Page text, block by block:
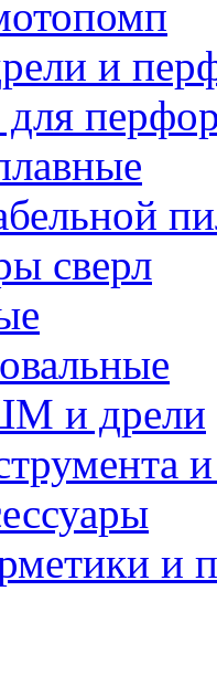
и
сверл
и дрели
и